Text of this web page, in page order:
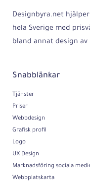
Designbyra.net
hela Sverige med
bland annat design
Snabblänkar
Tjänster
Priser
Webbdesign
Grafisk profil
Logo
UX Design
Marknadsföring sociala
Webbplatskarta